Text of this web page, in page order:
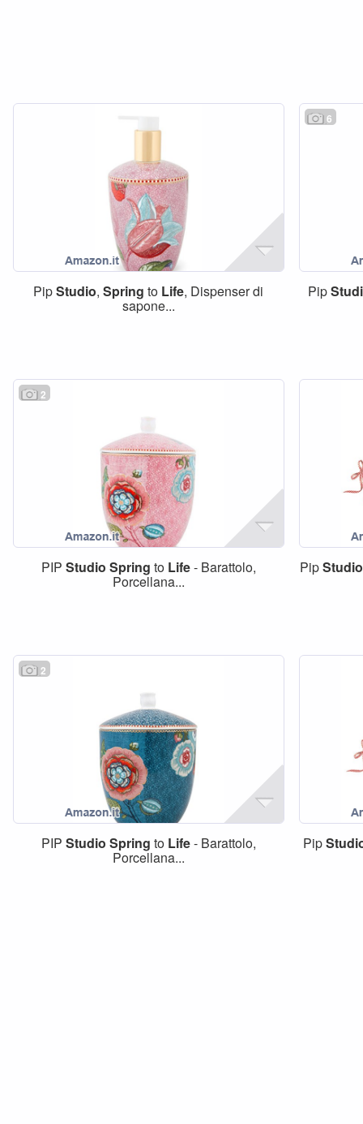
PipStudio,Spring to Life, Dispenser di
sapone...
6
Pip
2
PIP Studio Spring to Life- Barattolo,
Porcellana...
PipStudio
2
PIP Studio Spring to Life- Barattolo,
Porcellana...
Pip